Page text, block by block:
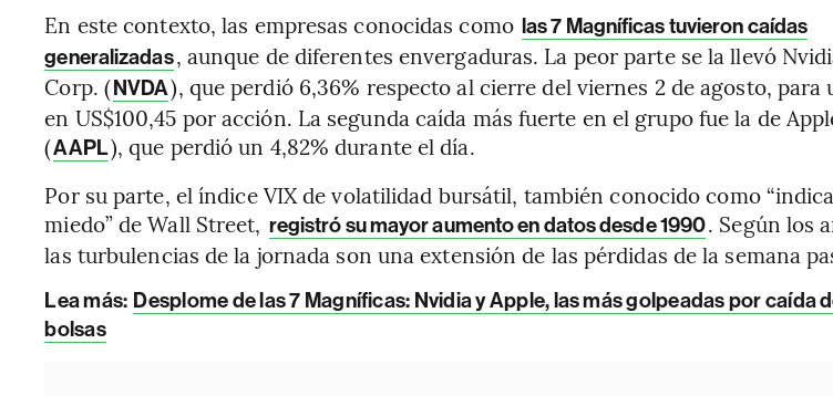
En este contexto, las empresas conocidas como las 7 Magníficas tuvieron caídas
generalizadas, aunque de diferentes envergaduras. La peor parte se la llevó
Corp. (NVDA), que perdió 6,36% respecto al cierre del viernes 2 de agosto, para
en US$100,45 por acción. La segunda caída más fuerte en el grupo fue la de
(AAPL), que perdió un 4,82% durante el día.
Por su parte, el índice VIX de volatilidad bursátil, también conocido como
miedo” de Wall Street, registró su mayor aumento en datos desde 1990. Según los
las turbulencias de la jornada son una extensión de las pérdidas de la semana
Lea más: Desplome de las 7 Magníficas: Nvidia y Apple, las más golpeadas por caída
bolsas